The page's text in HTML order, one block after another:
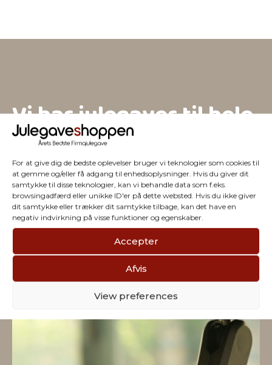
For at give dig de bedste oplevelser bruger vi teknologier som cookies til
at gemme og/eller få adgang til enhedsoplysninger. Hvis du giver dit
samtykke til disse teknologier, kan vi behandle data som f.eks.
browsingadfærd eller unikke ID'er på dette websted. Hvis du ikke giver
dit samtykke eller trækker dit samtykke tilbage, kan det have en
negativ indvirkning på visse funktioner og egenskaber.
Accepter
Afvis
View preferences
Vi har julegaver til hele
firmaet